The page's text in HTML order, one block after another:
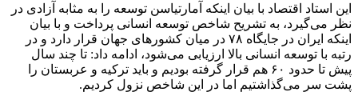
این استاد اقتصاد با بیان اینکه آمارتیاسن توسعه را به مثابه آزادی در
نظر می‌گیرد، به تشریح شاخص توسعه انسانی پرداخت و با بیان
اینکه ایران در جایگاه ۷۸ در میان کشورهای جهان قرار دارد و در
رتبه با توسعه انسانی بالا ارزیابی می‌شود، ادامه داد: تا چند سال
پیش تا حدود ۶۰ هم قرار گرفته بودیم و باید ترکیه و عربستان را
پشت سر می‌گذاشتیم اما در این شاخص نزول کردیم.